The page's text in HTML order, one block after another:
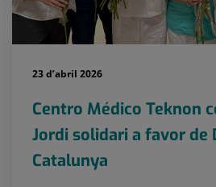
23 d’abril 2026
Centro Médico Teknon
Jordi solidari a favor de
Catalunya